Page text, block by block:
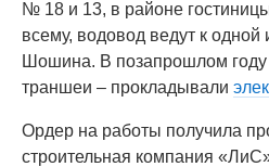
№ 18 и 13, в районе
всему, водовод ведут к одной
Шошина. В позапрошлом году
траншеи – прокладывали
Ордер на работы получила
строительная компания